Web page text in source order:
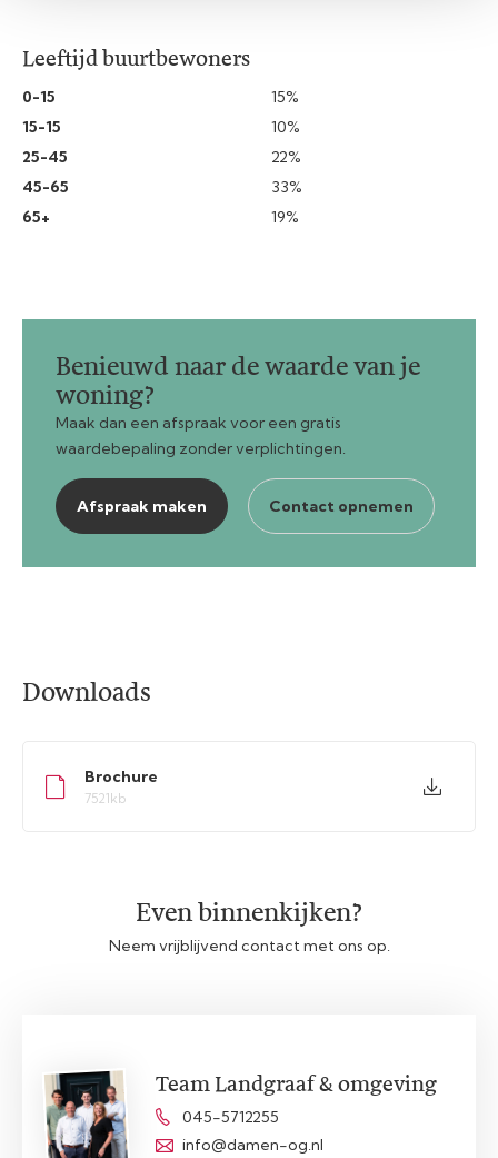
Leeftijd buurtbewoners
0-15
15%
15-15
10%
25-45
22%
45-65
33%
65+
19%
Benieuwd naar de waarde van je
woning?
Maak dan een afspraak voor een gratis
waardebepaling zonder verplichtingen.
Afspraak maken Contact opnemen
Downloads
Brochure
7521kb
Even binnenkijken?
Neem vrijblijvend contact met ons op.
Team Landgraaf & omgeving
045-5712255
info@damen-og.nl